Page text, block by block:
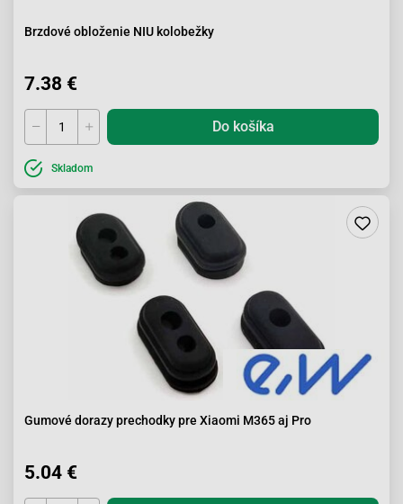
Brzdové obloženie NIU kolobežky
7.38 €
Do košíka
Skladom
Gumové dorazy prechodky pre Xiaomi M365 aj Pro
5.04 €